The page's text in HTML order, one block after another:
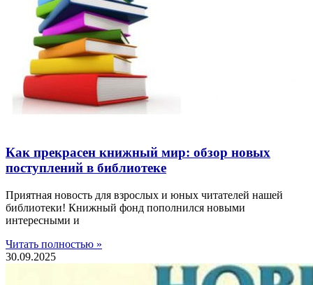
Как прекрасен книжный мир: обзор новых
поступлений в библиотеке
Приятная новость для взрослых и юных читателей нашей
библиотеки! Книжный фонд пополнился новыми
интересными и
Читать полностью »
30.09.2025